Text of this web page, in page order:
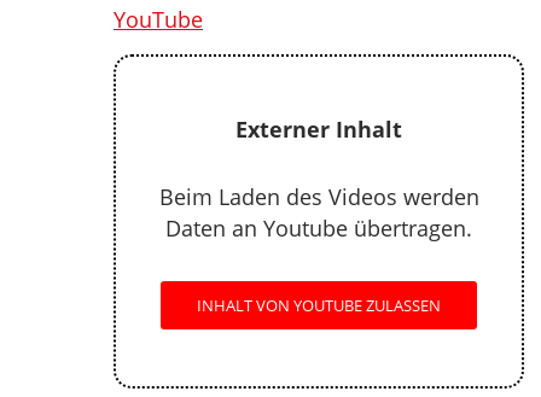
YouTube
Externer Inhalt
Beim Laden des Videos werden
Daten an Youtube übertragen.
INHALT VON YOUTUBE ZULASSEN